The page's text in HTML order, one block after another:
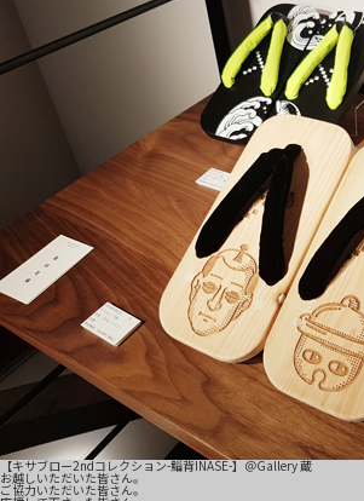
【キサブロー2ndコレクション-鯔背INASE-】＠Gallery 蔵
お越しいただいた皆さん。
ご協力いただいた皆さん。